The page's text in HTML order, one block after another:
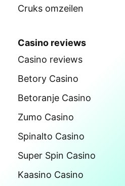
Cruks omzeilen
Casino reviews
Casino reviews
Betory Casino
Betoranje Casino
Zumo Casino
Spinalto Casino
Super Spin Casino
Kaasino Casino